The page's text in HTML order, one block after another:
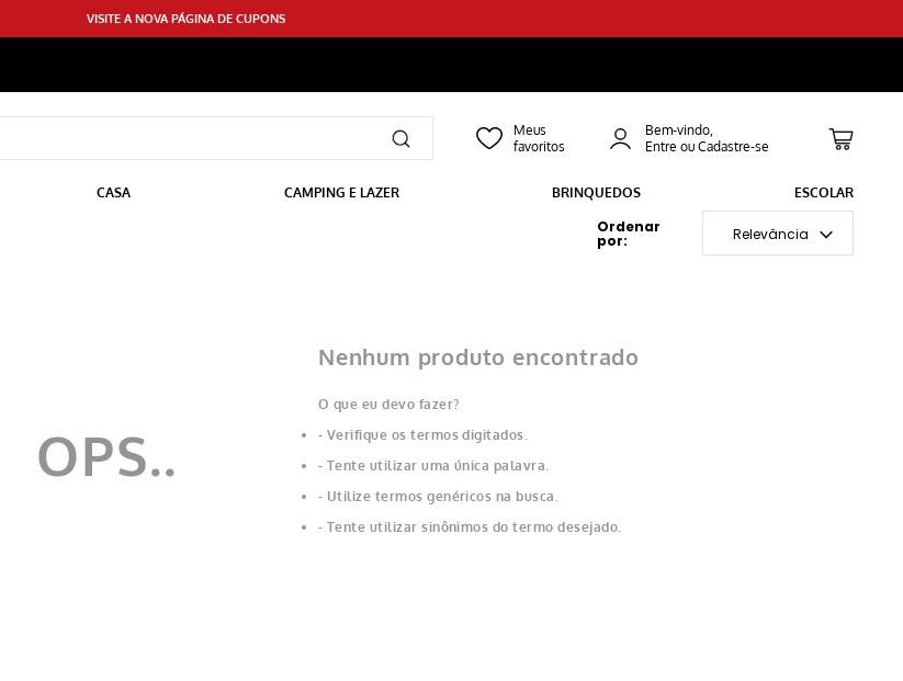
VISITE A NOVA PÁGINA DE CUPONS
Bem-vindo,
CASA CAMPING E LAZER BRINQUEDOS ESCOLAR
Relevância
Nenhum produto encontrado
O que eu devo fazer?
Verifique os termos digitados.
Tente utilizar uma única palavra.
Utilize termos genéricos na busca.
Tente utilizar sinônimos do termo desejado.